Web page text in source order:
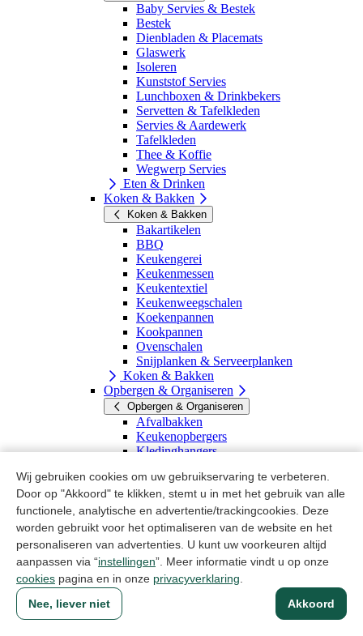
Wij gebruiken cookies om uw gebruikservaring te verbeteren.
Door op "Akkoord" te klikken, stemt u in met het gebruik van alle
functionele, analytische en advertentie/trackingcookies. Deze
worden gebruikt voor het optimaliseren van de website en het
personaliseren van advertenties. U kunt uw voorkeuren altijd
aanpassen via “instellingen”. Meer informatie vindt u op onze
cookies pagina en in onze privacyverklaring
Akkoord
Nee, liever niet
Baby Servies & Bestek
Bestek
Dienbladen & Placemats
Glaswerk
Isoleren
Kunststof Servies
Lunchboxen & Drinkbekers
Servetten & Tafelkleden
Servies & Aardewerk
Tafelkleden
Thee & Koffie
Wegwerp Servies
Eten & Drinken
Koken & Bakken
Koken & Bakken
Bakartikelen
BBQ
Keukengerei
Keukenmessen
Keukentextiel
Keukenweegschalen
Koekenpannen
Kookpannen
Ovenschalen
Snijplanken & Serveerplanken
Koken & Bakken
Opbergen & Organiseren
Opbergen & Organiseren
Afvalbakken
Keukenopbergers
Kledinghangers
Kratten & Bakken
Manden
Opbergboxen
Ruimtewinners
Tassen & Boodschappenwagens
Opbergen & Organiseren
Persoonlijke Verzorging
Persoonlijke Verzorging